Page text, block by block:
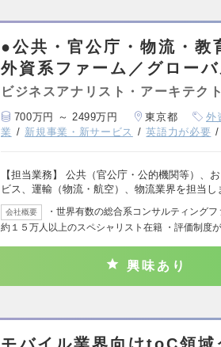
●公共・官公庁・物流・教
外資系ファーム／グロー
ビジネスアナリスト・アーキテクト
700万円 ～ 2499万円 東京都 外
業
新規事業・新サービス 英語力が必要
【担当業務】 公共（官公庁・公的機関等）、
ビス、運輸（物流・航空）、物流業界を担当し
会社概要
・世界有数の総合系コンサルティング
約１５万人以上のスペシャリスト在籍 ・評価制度
興味あり